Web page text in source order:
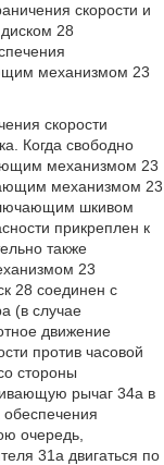
скорости и
28
механизмом 23
скорости
Когда свободно
механизмом 23
механизмом 23
шкивом
прикреплен к
также
23
28 соединен с
(в случае
движение
против часовой
стороны
рычаг 34a в
очередь,
31a двигаться по